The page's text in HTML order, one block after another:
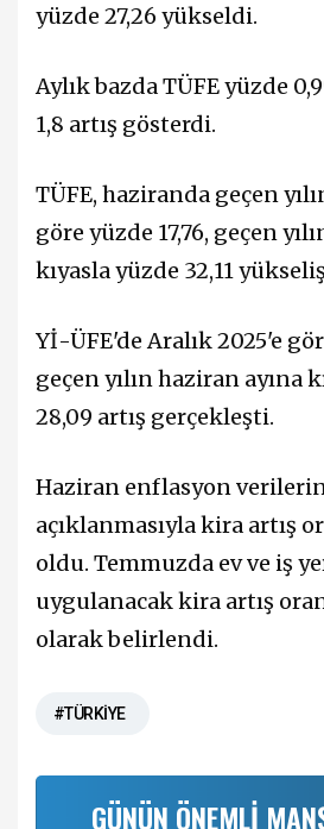
yüzde 27,26 yükseldi.
Aylık bazda TÜFE yüzde
1,8 artış gösterdi.
TÜFE, haziranda geçen
göre yüzde 17,76, geçen
kıyasla yüzde 32,11
Yİ-ÜFE'de Aralık 2025'e
geçen yılın haziran ayına
28,09 artış gerçekleşti.
Haziran enflasyon
açıklanmasıyla kira artış
oldu. Temmuzda ev ve iş
uygulanacak kira artış
olarak belirlendi.
#TÜRKİYE
GÜNÜN ÖNEMLİ